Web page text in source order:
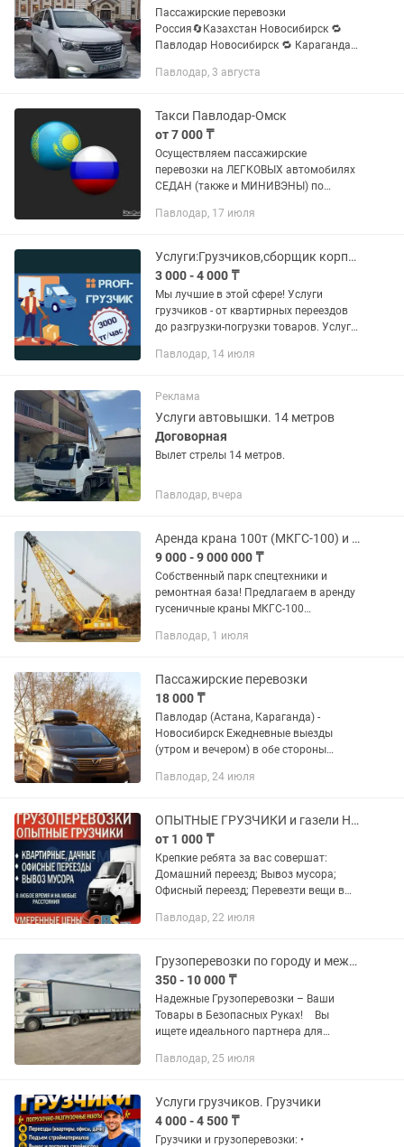
Пассажирские перевозки
Россия🔄Казахстан Новосибирск 🔁
Павлодар Новосибирск 🔁 Караганда
🔁 Экибастуз Томск 🔁 Павлодар Томск
🔁...
Павлодар, 3 августа
Такси Павлодар-Омск
от 7 000 ₸
Осуществляем пассажирские
перевозки на ЛЕГКОВЫХ автомобилях
СЕДАН (также и МИНИВЭНЫ) по
других городов Республики Казахстан
Павлодар, 17 июля
Услуги:Грузчиков,сборщик корпусной мебели,разнорабочих 24/7
3 000 - 4 000 ₸
Мы лучшие в этой сфере! Услуги
грузчиков - от квартирных переездов
до разгрузки-погрузки товаров. Услуги
производственные объекты не
Павлодар, 14 июля
Реклама
Услуги автовышки. 14 метров
Договорная
Вылет стрелы 14 метров.
Павлодар, вчера
Аренда крана 100т (МКГС-100) и Капитальный ремонт гусеничных кранов
9 000 - 9 000 000 ₸
Собственный парк спецтехники и
ремонтная база! Предлагаем в аренду
гусеничные краны МКГС-100
наличии 4 единицы. Техника прошла
находится в...
Павлодар, 1 июля
Пассажирские перевозки
18 000 ₸
Павлодар (Астана, Караганда) -
Новосибирск Ежедневные выезды
(утром и вечером) в обе стороны
Павлодар - Омск Ежедневные выезды в
Павлодар, 24 июля
ОПЫТНЫЕ ГРУЗЧИКИ и газели НЕ ДОРОГО !!!Звоните договоримся
от 1 000 ₸
Крепкие ребята за вас совершат:
Домашний переезд; Вывоз мусора;
Офисный переезд; Перевезти вещи в
Вагонов/ Контейнеров; Подъём
материалов,мебели,грузов...
Павлодар, 22 июля
Грузоперевозки по городу и межгород Фура Длинномер
350 - 10 000 ₸
Надежные Грузоперевозки – Ваши
Товары в Безопасных Руках! Вы
ищете идеального партнера для
надежный путь к успешной доставке!
Павлодар, 25 июля
Услуги грузчиков. Грузчики
4 000 - 4 500 ₸
Грузчики и грузоперевозки: •